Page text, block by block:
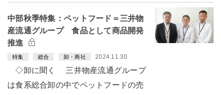
中部秋季特集：ペットフード＝三井物
産流通グループ 食品として商品開発
推進
特集 総合 卸・商社 2024.11.30
◇卸に聞く 三井物産流通グループ
は食系総合卸の中でペットフードの売